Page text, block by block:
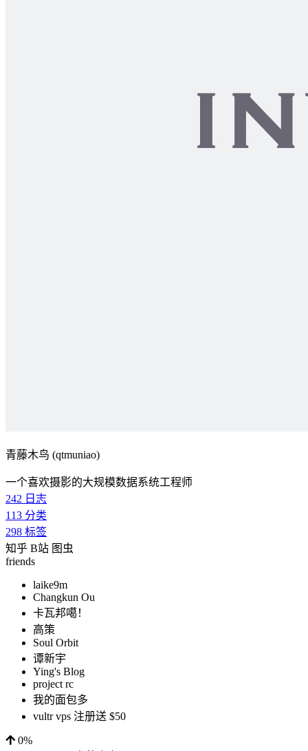
青藤木鸟 (qtmuniao)
一个喜欢摄影的大规模数据系统工程师
242 日志
113 分类
298 标签
知乎 B站 图虫
friends
laike9m
Changkun Ou
卡瓦邦噶！
高策
Soul Orbit
谭新宇
Ying's Blog
project rc
我的面包多
vultr vps 注册送 $50
0%